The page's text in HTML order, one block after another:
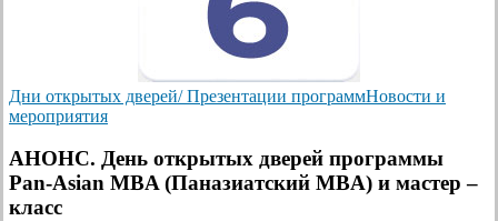
Дни открытых дверей/ Презентации программНовости и
мероприятия
АНОНС. День открытых дверей программы
Pan-Asian MBA (Паназиатский MBA) и мастер –
класс